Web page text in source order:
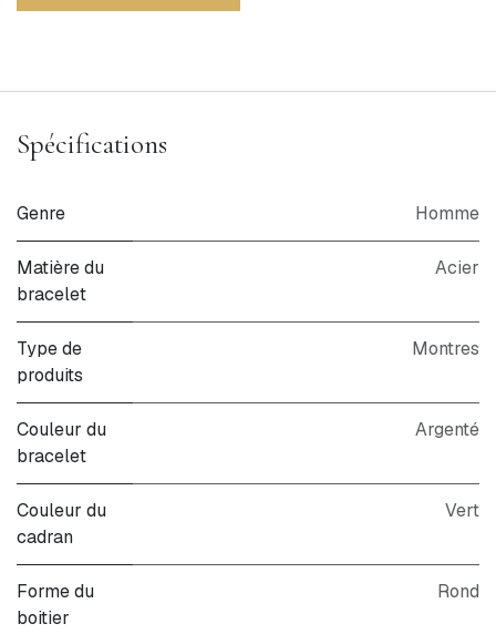
Spécifications
Genre Homme
Matière du
bracelet
Acier
Type de
produits
Montres
Couleur du
bracelet
Argenté
Couleur du
cadran
Vert
Forme du
boitier
Rond